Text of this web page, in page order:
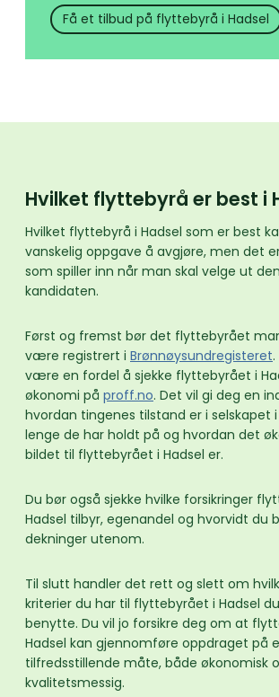
Få et tilbud på flyttebyrå i Hadsel
Hvilket flyttebyrå er best i
Hvilket flyttebyrå i Hadsel som er best
vanskelig oppgave å avgjøre, men det
som spiller inn når man skal velge ut
kandidaten.
Først og fremst bør det flyttebyrået
være registrert i Brønnøysundregisteret
være en fordel å sjekke flyttebyrået i
økonomi på proff.no. Det vil gi deg en
hvordan tingenes tilstand er i selskapet
lenge de har holdt på og hvordan det
bildet til flyttebyrået i Hadsel er.
Du bør også sjekke hvilke forsikringer
Hadsel tilbyr, egenandel og hvorvidt du
dekninger utenom.
Til slutt handler det rett og slett om
kriterier du har til flyttebyrået i Hadsel
benytte. Du vil jo forsikre deg om at
Hadsel kan gjennomføre oppdraget på
tilfredsstillende måte, både økonomisk
kvalitetsmessig.